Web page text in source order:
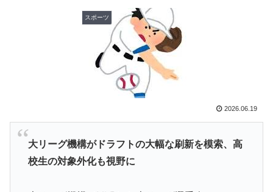
フランス人「なぜ移籍させない?」中村敬斗に複数オフ
ァー！ランスが46億円要求でまさかの残留の可能性浮
上！現地サポの本音がこれ！【海外の反応】
海外「日本人は何に使ってるんだ？」 世界的ブームの
日本の食品、買ってみたものの使い道が分からない外国
▶ 外国人「初めてトラウマになった日本のアニメといえば
何？」
▶ 海外「これは日本の主張が正しい…」米国に対する日本
スポーツ
2026.06.19
大リーグ機構がドラフトの大幅な刷新を模索、高
校生の対象外化も視野に